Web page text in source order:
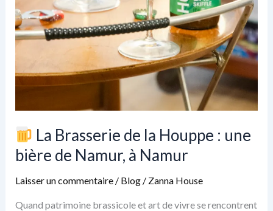
La Brasserie de la Houppe : une
bière de Namur, à Namur
Laisser un commentaire / Blog/ Zanna House
Quand patrimoine brassicole et art de vivre se rencontrent